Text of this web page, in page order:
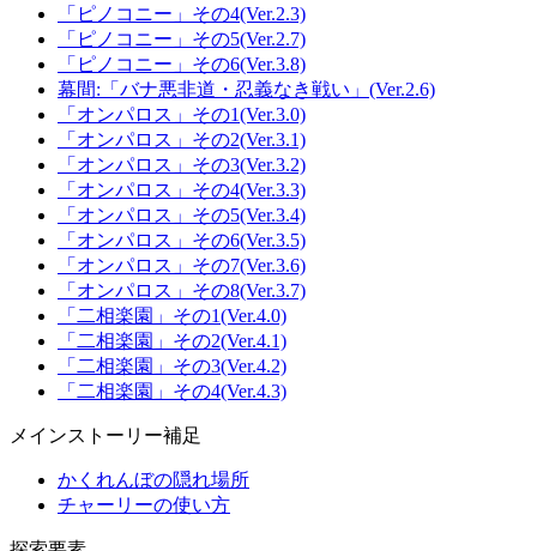
「ピノコニー」その4(Ver.2.3)
「ピノコニー」その5(Ver.2.7)
「ピノコニー」その6(Ver.3.8)
幕間:「バナ悪非道・忍義なき戦い」(Ver.2.6)
「オンパロス」その1(Ver.3.0)
「オンパロス」その2(Ver.3.1)
「オンパロス」その3(Ver.3.2)
「オンパロス」その4(Ver.3.3)
「オンパロス」その5(Ver.3.4)
「オンパロス」その6(Ver.3.5)
「オンパロス」その7(Ver.3.6)
「オンパロス」その8(Ver.3.7)
「二相楽園」その1(Ver.4.0)
「二相楽園」その2(Ver.4.1)
「二相楽園」その3(Ver.4.2)
「二相楽園」その4(Ver.4.3)
メインストーリー補足
かくれんぼの隠れ場所
チャーリーの使い方